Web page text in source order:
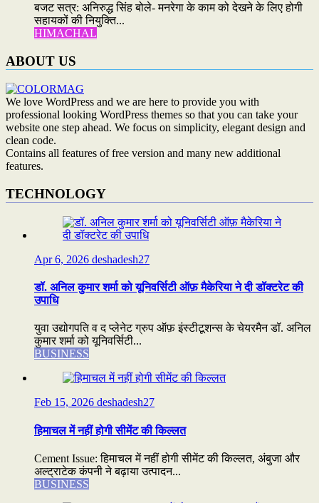
बजट सत्र: अनिरुद्ध सिंह बोले- मनरेगा के काम को देखने के लिए होगी
सहायकों की नियुक्ति...
HIMACHAL
ABOUT US
We love WordPress and we are here to provide you with
professional looking WordPress themes so that you can take your
website one step ahead. We focus on simplicity, elegant design and
clean code.
Contains all features of free version and many new additional
features.
TECHNOLOGY
Apr 6, 2026 deshadesh27
डॉ. अनिल कुमार शर्मा को यूनिवर्सिटी ऑफ़ मैकेरिया ने दी डॉक्टरेट की
उपाधि
युवा उद्योगपति व द प्लेनेट ग्रुप ऑफ़ इंस्टीटूशन्स के चेयरमैन डॉ. अनिल
कुमार शर्मा को यूनिवर्सिटी...
BUSINESS
Feb 15, 2026 deshadesh27
हिमाचल में नहीं होगी सीमेंट की किल्लत
Cement Issue: हिमाचल में नहीं होगी सीमेंट की किल्लत, अंबुजा और
अल्ट्राटेक कंपनी ने बढ़ाया उत्पादन...
BUSINESS